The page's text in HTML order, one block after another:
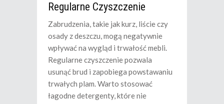
Regularne Czyszczenie
Zabrudzenia, takie jak kurz, liście czy
osady z deszczu, mogą negatywnie
wpływać na wygląd i trwałość mebli.
Regularne czyszczenie pozwala
usunąć brud i zapobiega powstawaniu
trwałych plam. Warto stosować
łagodne detergenty, które nie